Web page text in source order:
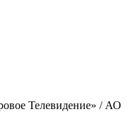
Телевидение» / АО